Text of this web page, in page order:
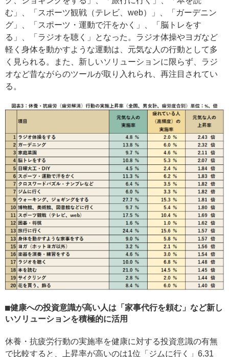
む」、「スポーツ観戦（テレビ、web）」、「ガーデニン
グ」、「スポーツ・運動で汗をかく」、「脳トレをす
る」、「ラジオを聴く」となった。ラジオ体操やヨガなど
軽く身体を動かすような運動は、元気な人の行動として多
く見られる。また、新しいソリューションに限らず、ラジ
オなど昔ながらのツールが取り入れられ、再注目されてい
る。
健康への投資意識が高い人は「家事代行を頼む」など新し
いソリューションを積極的に活用
休養・抗疲労行動の実施率を健康に対する投資意識の有無
で比較すると、上昇率が高いのは1位「ジムに行く」6.31